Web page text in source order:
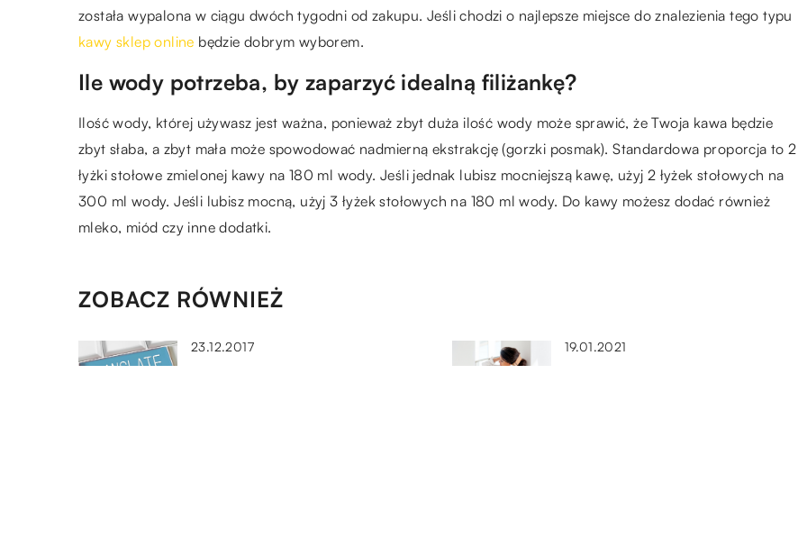
została wypalona w ciągu dwóch tygodni od zakupu. Jeśli chodzi o najlepsze miejsce do znalezienia tego typu
kawy sklep online będzie dobrym wyborem.
Ile wody potrzeba, by zaparzyć idealną filiżankę?
Ilość wody, której używasz jest ważna, ponieważ zbyt duża ilość wody może sprawić, że Twoja kawa będzie
zbyt słaba, a zbyt mała może spowodować nadmierną ekstrakcję (gorzki posmak). Standardowa proporcja to 2
łyżki stołowe zmielonej kawy na 180 ml wody. Jeśli jednak lubisz mocniejszą kawę, użyj 2 łyżek stołowych na
300 ml wody. Jeśli lubisz mocną, użyj 3 łyżek stołowych na 180 ml wody. Do kawy możesz dodać również
mleko, miód czy inne dodatki.
ZOBACZ RÓWNIEŻ
23.12.2017 19.01.2021